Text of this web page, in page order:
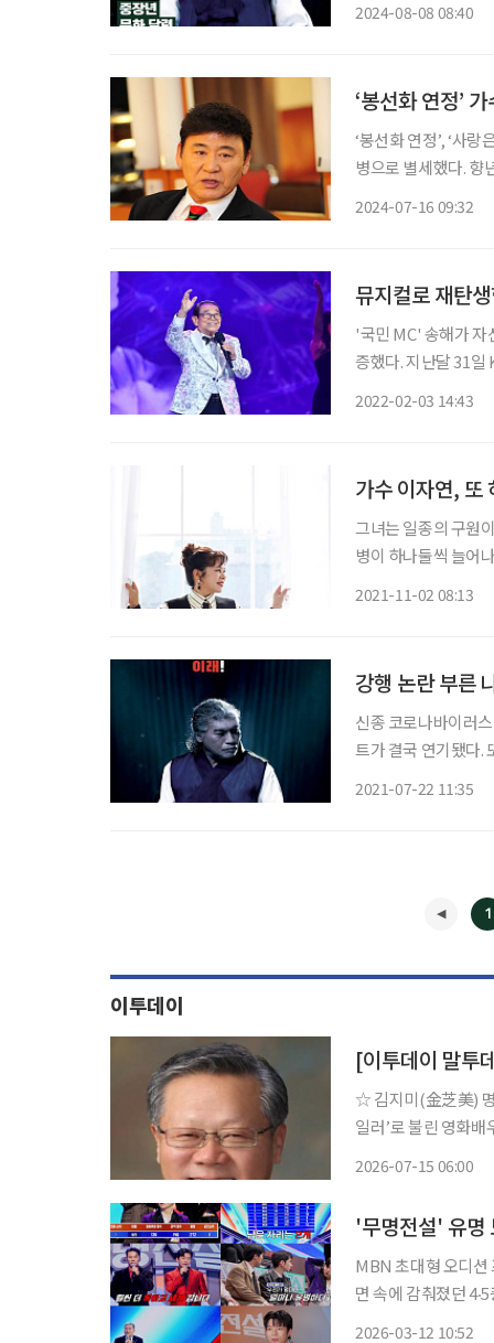
2024-08-08 08:40
‘봉선화 연정’
‘봉선화 연정’, ‘사
병으로 별세했다. 향
2024-07-16 09:32
뮤지컬로 재탄
'국민 MC' 송해가 자
증했다. 지난달 31일 KBS 2TV에서는 설 기획 프로그램 '여러분 고맙습니다, 송해'가 방송됐
2022-02-03 14:43
가수 이자연, 또
그녀는 일종의 구원
병이 하나둘씩 늘어
2021-11-02 08:13
강행 논란 부른
신종 코로나바이러
트가 결국 연기됐다.
2021-07-22 11:35
1
이투데이
[이투데이 말투
☆ 김지미(金芝美) 명언 “여자는 독하게 살아야 한다. 그래야 버틴다.” ‘한국의
일러’로 불린 영화배
2026-07-15 06:00
MBN 초대형 오디션
면 속에 감춰졌던
2026-03-12 10:52